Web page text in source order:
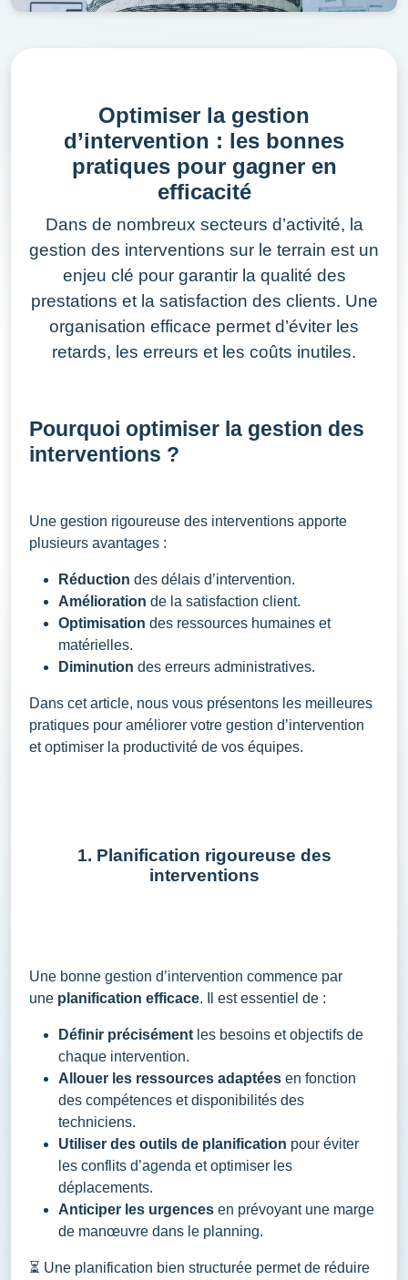
Optimiser la gestion
d’intervention : les bonnes
pratiques pour gagner en
efficacité
Dans de nombreux secteurs d’activité, la
gestion des interventions sur le terrain est un
enjeu clé pour garantir la qualité des
prestations et la satisfaction des clients. Une
organisation efficace permet d’éviter les
retards, les erreurs et les coûts inutiles.
Pourquoi optimiser la gestion des
interventions ?
Une gestion rigoureuse des interventions apporte
plusieurs avantages :
Réduction des dé lais d’intervention.
Amé lioration de la satisfaction client.
Optimisation des ressources humaines et
matérielles.
Diminution des erreurs administratives.
Dans cet article, nous vous présentons les meilleures
pratiques pour améliorer votre gestion d’intervention
et optimiser la productivité de vos équipes.
1. Planification rigoureuse des
interventions
Une bonne gestion d’intervention commence par
une planification efficace. Il est essentiel de :
Définir précisément les besoins et objectifs de
chaque intervention.
Allouer les ressources adaptées en fonction
des compétences et disponibilités des
techniciens.
Utiliser des outils de planification pour éviter
les conflits d’agenda et optimiser les
déplacements.
Anticiper les urgences en prévoyant une marge
de manœuvre dans le planning.
⏳ Une planification bien structurée permet de réduire